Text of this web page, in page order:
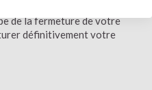
de la fermeture de votre
définitivement votre